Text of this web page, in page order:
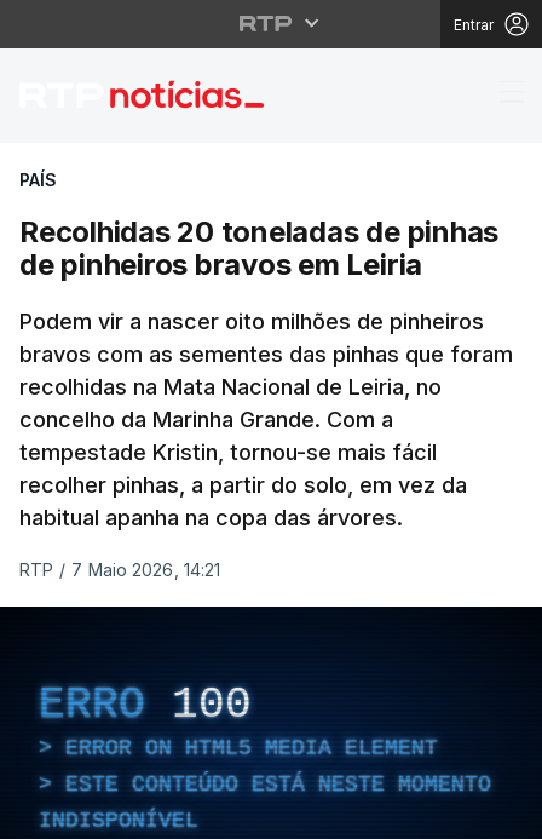
Entrar
Recolhidas 20
PAÍS
Recolhidas 20 toneladas de pinhas
de pinheiros bravos em Leiria
Podem vir a nascer oito milhões de pinheiros
bravos com as sementes das pinhas que foram
recolhidas na Mata Nacional de Leiria, no
concelho da Marinha Grande. Com a
tempestade Kristin, tornou-se mais fácil
recolher pinhas, a partir do solo, em vez da
habitual apanha na copa das árvores.
RTP / 7 Maio 2026, 14:21
ERRO 100
ERROR ON HTML5 MEDIA ELEMENT
ESTE CONTEÚDO ESTÁ NESTE MOMENTO
INDISPONÍVEL